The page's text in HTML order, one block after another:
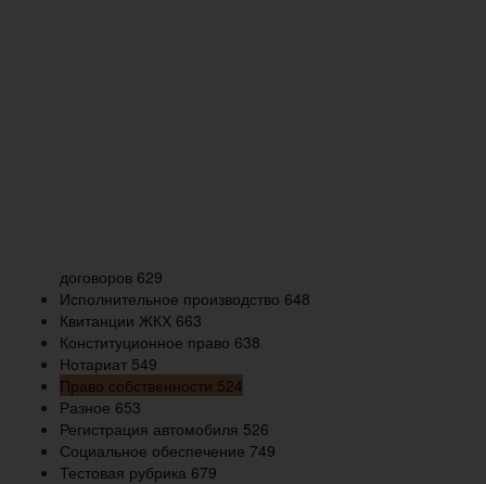
договоров 629
Исполнительное производство 648
Квитанции ЖКХ 663
Конституционное право 638
Нотариат 549
Право собственности 524
Разное 653
Регистрация автомобиля 526
Социальное обеспечение 749
Тестовая рубрика 679